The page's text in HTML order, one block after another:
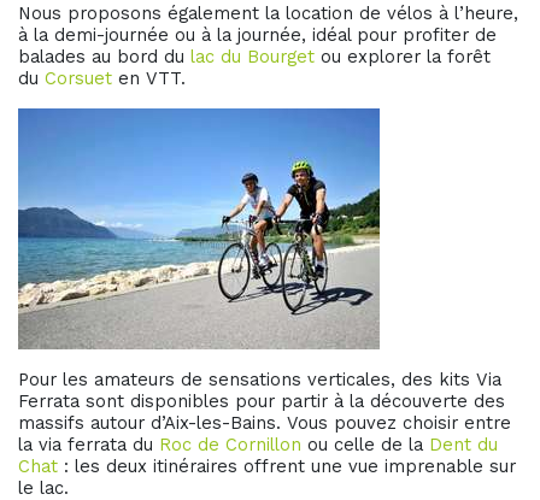
Nous proposons également la location de vélos à l’heure,
à la demi-journée ou à la journée, idéal pour profiter de
balades au bord du lac du Bourget ou explorer la forêt
du Corsuet en VTT.
Pour les amateurs de sensations verticales, des kits Via
Ferrata sont disponibles pour partir à la découverte des
massifs autour d’Aix-les-Bains. Vous pouvez choisir entre
la via ferrata du Roc de Cornillon ou celle de la Dent du
Chat : les deux itinéraires offrent une vue imprenable sur
le lac.